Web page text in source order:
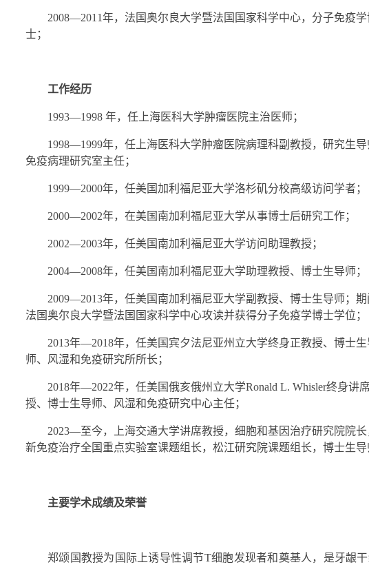
2008—2011年，法国奥尔良大学暨法国国家科学中心，分子免疫
士；
工作经历
1993—1998年，任上海医科大学肿瘤医院主治医师；
1998—1999年，任上海医科大学肿瘤医院病理科副教授，研究生
免疫病理研究室主任；
1999—2000年，任美国加利福尼亚大学洛杉矶分校高级访问学者；
2000—2002年，在美国南加利福尼亚大学从事博士后研究工作；
2002—2003年，任美国南加利福尼亚大学访问助理教授；
2004—2008年，任美国南加利福尼亚大学助理教授、博士生导师；
2009—2013年，任美国南加利福尼亚大学副教授、博士生导师；
法国奥尔良大学暨法国国家科学中心攻读并获得分子免疫学博士学位；
2013年—2018年，任美国宾夕法尼亚州立大学终身正教授、博士
师、风湿和免疫研究所所长；
2018年—2022年，任美国俄亥俄州立大学Ronald L. Whisler终身讲
授、博士生导师、风湿和免疫研究中心主任；
2023—至今，上海交通大学讲席教授，细胞和基因治疗研究院院
新免疫治疗全国重点实验室课题组长，松江研究院课题组长，博士生
主要学术成绩及荣誉
郑颂国教授为国际上诱导性调节T细胞发现者和奠基人，是牙龈